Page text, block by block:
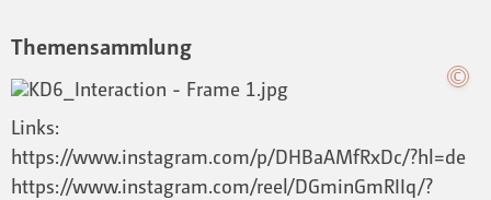
Themensammlung
Links:
https://www.instagram.com/p/DHBaAMfRxDc/?hl=de
https://www.instagram.com/reel/DGminGmRIIq/?